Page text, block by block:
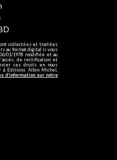
collectées et traitées
au format digital si vous
01/1978 modifiée et au
de rectification et
ces droits en nous
à Editions Albin Michel,
d’information sur notre